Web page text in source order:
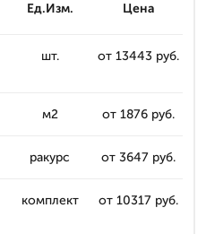
Ед.Изм. Цена
шт. от 13443 руб.
м2 от 1876 руб.
ракурс от 3647 руб.
комплект от 10317 руб.